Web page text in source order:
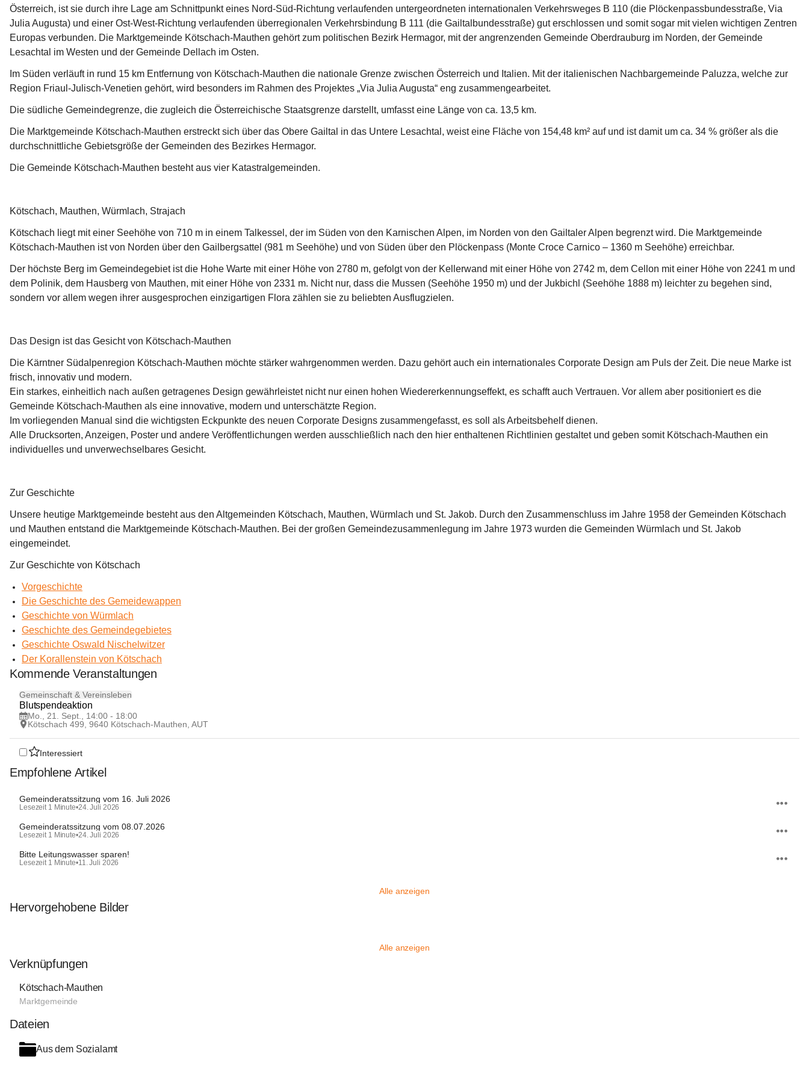
Österreich, ist sie durch ihre Lage am Schnittpunkt eines Nord-Süd-Richtung verlaufenden untergeordneten internationalen Verkehrsweges B 110 (die Plöckenpassbundesstraße, Via
Julia Augusta) und einer Ost-West-Richtung verlaufenden überregionalen Verkehrsbindung B 111 (die Gailtalbundesstraße) gut erschlossen und somit sogar mit vielen wichtigen Zentren
Europas verbunden. Die Marktgemeinde Kötschach-Mauthen gehört zum politischen Bezirk Hermagor, mit der angrenzenden Gemeinde Oberdrauburg im Norden, der Gemeinde
Lesachtal im Westen und der Gemeinde Dellach im Osten.
Im Süden verläuft in rund 15 km Entfernung von Kötschach-Mauthen die nationale Grenze zwischen Österreich und Italien. Mit der italienischen Nachbargemeinde Paluzza, welche zur
Region Friaul-Julisch-Venetien gehört, wird besonders im Rahmen des Projektes „Via Julia Augusta“ eng zusammengearbeitet.
Die südliche Gemeindegrenze, die zugleich die Österreichische Staatsgrenze darstellt, umfasst eine Länge von ca. 13,5 km.
Die Marktgemeinde Kötschach-Mauthen erstreckt sich über das Obere Gailtal in das Untere Lesachtal, weist eine Fläche von 154,48 km² auf und ist damit um ca. 34 % größer als die
durchschnittliche Gebietsgröße der Gemeinden des Bezirkes Hermagor.
Die Gemeinde Kötschach-Mauthen besteht aus vier Katastralgemeinden.
Kötschach, Mauthen, Würmlach, Strajach
Kötschach liegt mit einer Seehöhe von 710 m in einem Talkessel, der im Süden von den Karnischen Alpen, im Norden von den Gailtaler Alpen begrenzt wird. Die Marktgemeinde
Kötschach-Mauthen ist von Norden über den Gailbergsattel (981 m Seehöhe) und von Süden über den Plöckenpass (Monte Croce Carnico – 1360 m Seehöhe) erreichbar.
Der höchste Berg im Gemeindegebiet ist die Hohe Warte mit einer Höhe von 2780 m, gefolgt von der Kellerwand mit einer Höhe von 2742 m, dem Cellon mit einer Höhe von 2241 m und
dem Polinik, dem Hausberg von Mauthen, mit einer Höhe von 2331 m. Nicht nur, dass die Mussen (Seehöhe 1950 m) und der Jukbichl (Seehöhe 1888 m) leichter zu begehen sind,
sondern vor allem wegen ihrer ausgesprochen einzigartigen Flora zählen sie zu beliebten Ausflugzielen.
Das Design ist das Gesicht von Kötschach-Mauthen
Die Kärntner Südalpenregion Kötschach-Mauthen möchte stärker wahrgenommen werden. Dazu gehört auch ein internationales Corporate Design am Puls der Zeit. Die neue Marke ist
frisch, innovativ und modern.
Ein starkes, einheitlich nach außen getragenes Design gewährleistet nicht nur einen hohen Wiedererkennungseffekt, es schafft auch Vertrauen. Vor allem aber positioniert es die
Gemeinde Kötschach-Mauthen als eine innovative, modern und unterschätzte Region.
Im vorliegenden Manual sind die wichtigsten Eckpunkte des neuen Corporate Designs zusammengefasst, es soll als Arbeitsbehelf dienen.
Alle Drucksorten, Anzeigen, Poster und andere Veröffentlichungen werden ausschließlich nach den hier enthaltenen Richtlinien gestaltet und geben somit Kötschach-Mauthen ein
individuelles und unverwechselbares Gesicht.
Zur Geschichte
Unsere heutige Marktgemeinde besteht aus den Altgemeinden Kötschach, Mauthen, Würmlach und St. Jakob. Durch den Zusammenschluss im Jahre 1958 der Gemeinden Kötschach
und Mauthen entstand die Marktgemeinde Kötschach-Mauthen. Bei der großen Gemeindezusammenlegung im Jahre 1973 wurden die Gemeinden Würmlach und St. Jakob
eingemeindet.
Zur Geschichte von Kötschach
Vorgeschichte
Die Geschichte des Gemeidewappen
Geschichte von Würmlach
Geschichte des Gemeindegebietes
Geschichte Oswald Nischelwitzer
Der Korallenstein von Kötschach
Kommende Veranstaltungen
21
SEP
Gemeinschaft & Vereinsleben
Blutspendeaktion
Mo., 21. Sept., 14:00 - 18:00
Kötschach 499, 9640 Kötschach-Mauthen, AUT
Interessiert
Empfohlene Artikel
Gemeinderatssitzung vom 16. Juli 2026
Lesezeit 1 Minute•24. Juli 2026
Gemeinderatssitzung vom 08.07.2026
Lesezeit 1 Minute•24. Juli 2026
Bitte Leitungswasser sparen!
Lesezeit 1 Minute•11. Juli 2026
Alle anzeigen
Hervorgehobene Bilder
Alle anzeigen
Verknüpfungen
Kötschach-Mauthen
Marktgemeinde
Dateien
Aus dem Sozialamt